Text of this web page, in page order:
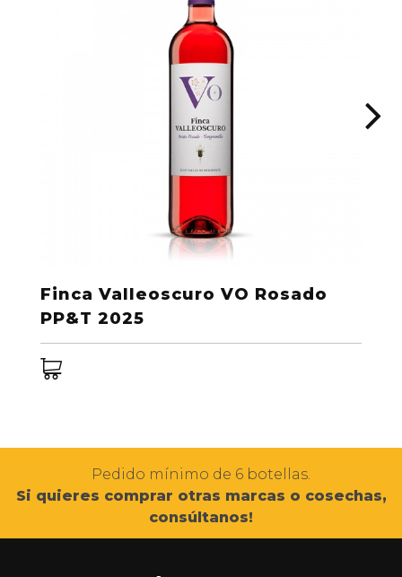
Finca Valleoscuro VO Rosado
PP&T 2025
Pedido mínimo de 6 botellas.
Si quieres comprar otras marcas o cosechas,
consúltanos!